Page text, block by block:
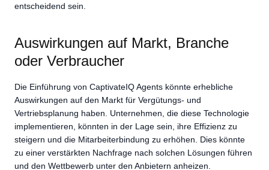
entscheidend sein.
Auswirkungen auf Markt, Branche
oder Verbraucher
Die Einführung von CaptivateIQ Agents könnte erhebliche
Auswirkungen auf den Markt für Vergütungs- und
Vertriebsplanung haben. Unternehmen, die diese Technologie
implementieren, könnten in der Lage sein, ihre Effizienz zu
steigern und die Mitarbeiterbindung zu erhöhen. Dies könnte
zu einer verstärkten Nachfrage nach solchen Lösungen führen
und den Wettbewerb unter den Anbietern anheizen.